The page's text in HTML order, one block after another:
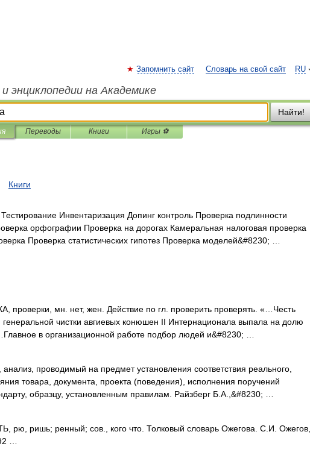
RU
Запомнить сайт Словарь на свой сайт
энциклопедии на Академике
Найти!
Переводы Книги Игры ⚽
Книги
Инвентаризация Допинг контроль Проверка подлинности
орфографии Проверка на дорогах Камеральная налоговая проверка
Проверка статистических гипотез Проверка моделей&#8230; …
проверки, мн. нет, жен. Действие по гл. проверить проверять. «…Честь
генеральной чистки авгиевых конюшен II Интернационала выпала на долю
в организационной работе подбор людей и&#8230; …
проводимый на предмет установления соответствия реального,
товара, документа, проекта (поведения), исполнения поручений
образцу, установленным правилам. Райзберг Б.А.,&#8230; …
рю, ришь; ренный; сов., кого что. Толковый словарь Ожегова. С.И. Ожегов,
…